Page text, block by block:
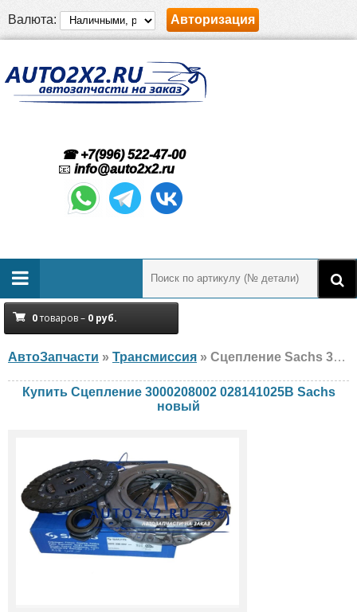
Валюта: Авторизация
☎ +7(996) 522-47-00
📧 info@auto2x2.ru
0товаров – 0 руб.
АвтоЗапчасти » Трансмиссия » Сцепление Sachs 3000208002 028141025B Volkswagen, новый
Купить Сцепление 3000208002 028141025B Sachs
новый